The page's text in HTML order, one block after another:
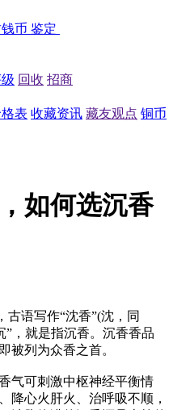
币 鉴定
回收 招商
表 收藏资讯 藏友观点 铜币
如何选沉香
古语写作“沈香”(沈，同
”，就是指沉香。沉香香品
被列为众香之首。
气可刺激中枢神经平衡情
降心火肝火、治呼吸不顺，